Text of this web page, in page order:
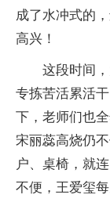
成了水冲式的
高兴！
这段时间
专拣苦活累活
下，老师们也
宋丽蕊高烧仍
户、桌椅，就
不便，王爱玺